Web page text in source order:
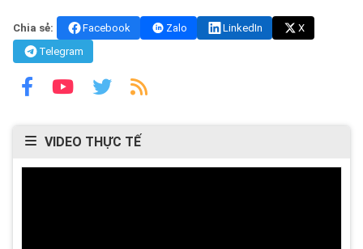
Chia sẻ: Facebook Zalo LinkedIn
X
Telegram
VIDEO THỰC TẾ